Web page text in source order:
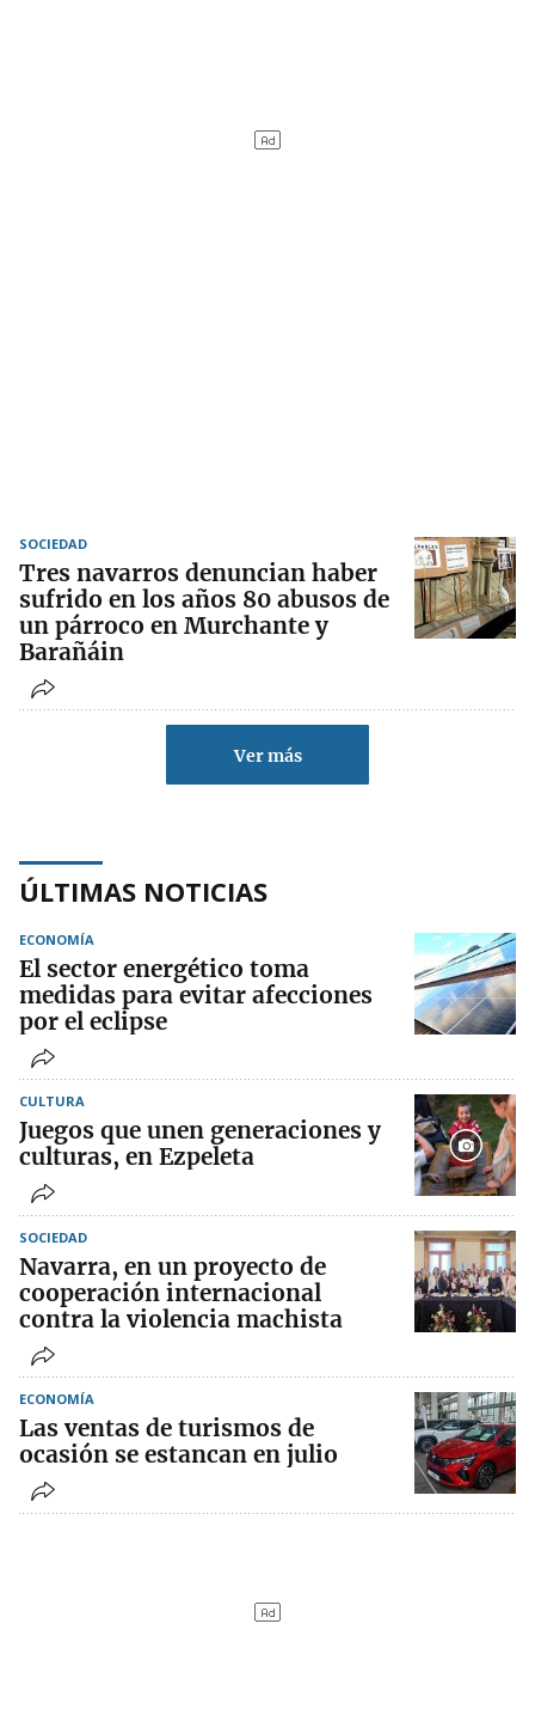
SOCIEDAD
Tres navarros denuncian haber
sufrido en los años 80 abusos de
un párroco en Murchante y
Barañáin
Ver más
ÚLTIMAS NOTICIAS
ECONOMÍA
El sector energético toma
medidas para evitar afecciones
por el eclipse
CULTURA
Juegos que unen generaciones y
culturas, en Ezpeleta
SOCIEDAD
Navarra, en un proyecto de
cooperación internacional
contra la violencia machista
ECONOMÍA
Las ventas de turismos de
ocasión se estancan en julio